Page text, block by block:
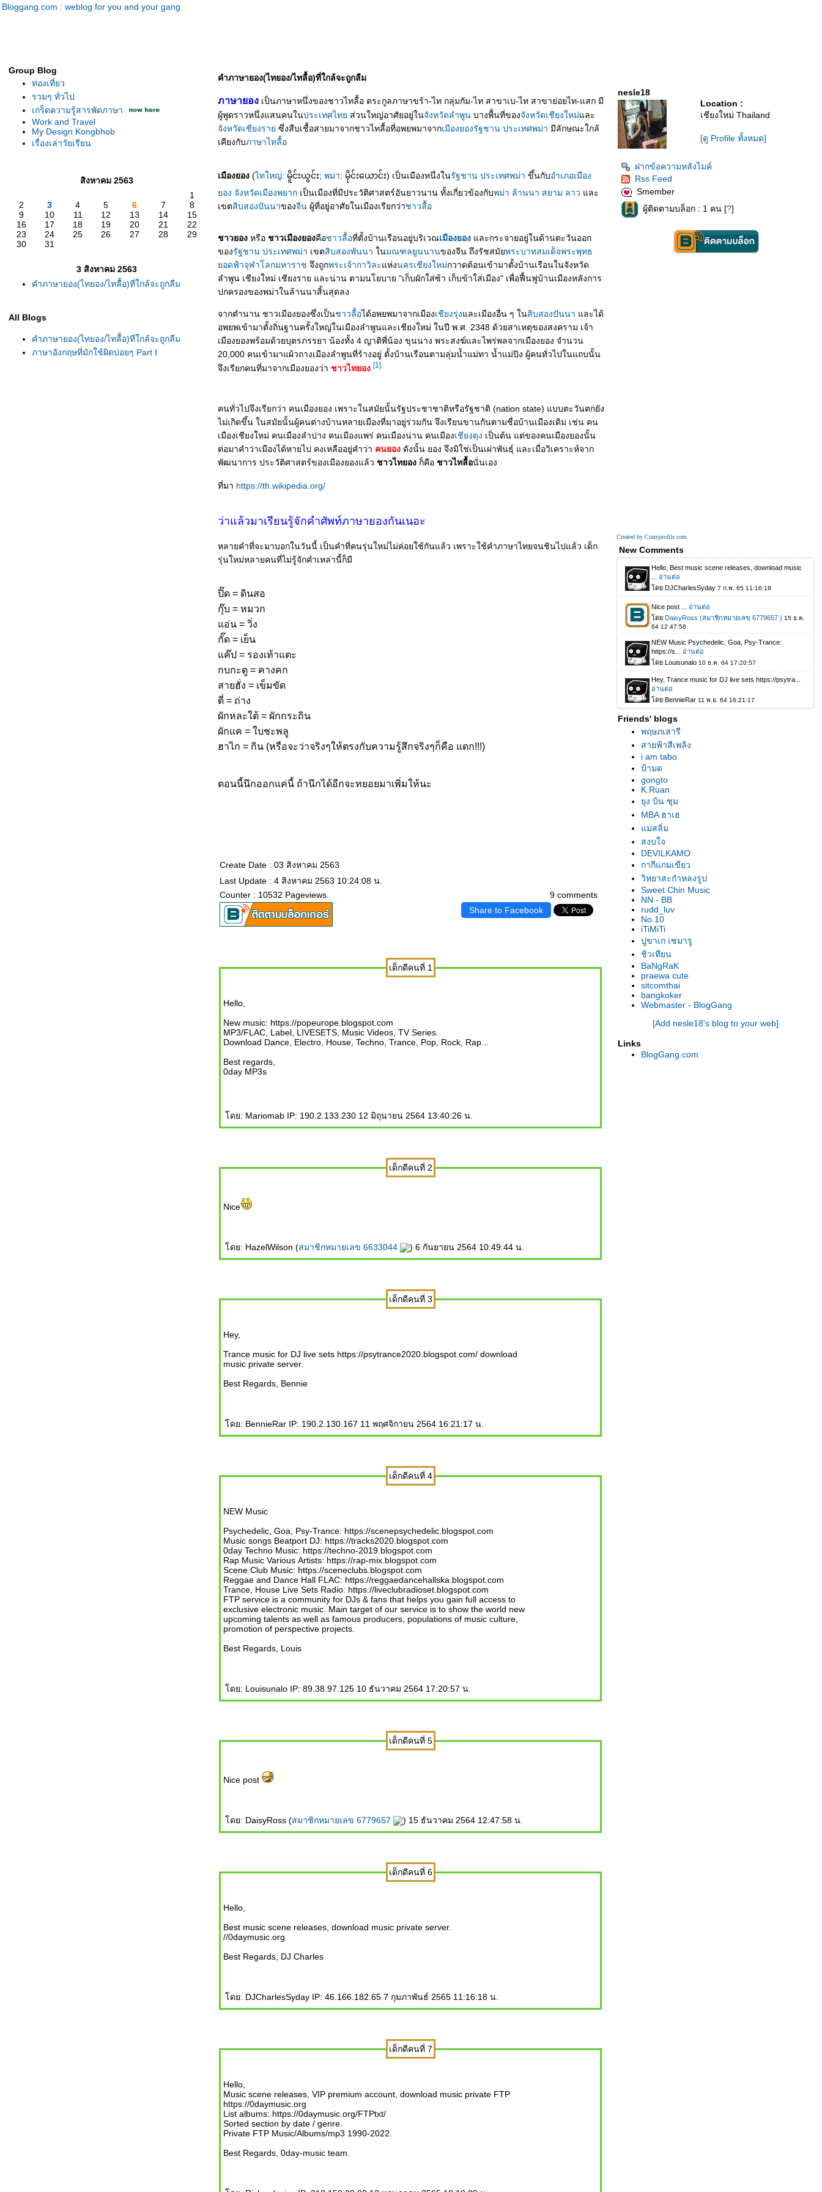
Bloggang.com : weblog for you and your gang
Group Blog
ท่องเที่ยว
รวมๆ ทั่วไป
เกร็ดความรู้สารพัดภาษา
Work and Travel
My Design Kongbhob
เรื่องเล่าวัยเรียน
สิงหาคม 2563
1
2
3 4 5 6 7
8
9
10 11 12 13 14
15
16
17 18 19 20 21
22
23
24 25 26 27 28
29
30
31
3 สิงหาคม 2563
คำภาษายอง(ไทยอง/ไทลื้อ)ที่ใกล้จะถูกลืม
All Blogs
คำภาษายอง(ไทยอง/ไทลื้อ)ที่ใกล้จะถูกลืม
ภาษาอังกฤษที่มักใช้ผิดบ่อยๆ Part I
คำภาษายอง(ไทยอง/ไทลื้อ)ที่ใกล้จะถูกลืม
ภาษายอง เป็นภาษาหนึ่งของชาวไทลื้อ ตระกูลภาษาขร้า-ไท กลุ่มกัม-ไท สาขาเบ-ไท สาขาย่อยไท-แสก มี
ผู้พูดราวหนึ่งแสนคนในประเทศไท ส่วนใหญ่อาศัยอยู่ในจังหวัดลำพูน บางพื้นที่ของจังหวัดเชียงใหม่ละ
จังหวัดเชียงรา ซึ่งสืบเชื้อสายมาจากชาวไทลื้อที่อพยพมาจากเมืองยองรัฐชาน ประเทศพม่า มีลักษณะใกล้
เคียงกับภาษาไทลื้อ
เมืองยอง (ไทใหญ่: မိူင်းယွင်း; พม่า: မိုင်းယောင်း) เป็นเมืองหนึ่งในรัฐชาน ประเทศพม่า ขึ้นกับอำเภอเมือง
อง จังหวัดเมืองพยาก เป็นเมืองที่มีประวัติศาสตร์อันยาวนาน ทั้งเกี่ยวข้องกับพม่า ล้านนา สยาม ลาว ละ
เขตสิบสองปันนาของจีน ผู้ที่อยู่อาศัยในเมืองเรียกว่าชาวลื้อ
ชาวยอง หรือ ชาวเมืองยองคือชาวลื้อที่ตั้งบ้านเรือนอยู่บริเวณเมืองยอง ละกระจายอยู่ในด้านตะวันออก
ของรัฐชาน ประเทศพม่า เขตสิบสองพันนา นมณฑลยูนนานของจีน ถึงรัชสมัพระบาทสมเด็จพระพุทธ
อดฟ้าจุฬาโลกมหาราช จึงถูกพระเจ้ากาวิละห่งนครเชียงใหม่กวาดต้อนเข้ามาตั้งบ้านเรือนในจังหวัด
ลำพูน เชียงใหม่ เชียงราย และน่าน ตามนโยบาย "เก็บผักใส่ซ้า เก็บข้าใส่เมือง" เพื่อฟื้นฟูบ้านเมืองหลังการ
ปกครองของพม่าในล้านนาสิ้นสุดลง
จากตำนาน ชาวเมืองยองซึ่งเป็นชาวลื้อได้อพยพมาจากเมืองเชียงรุ่งละเมืองอื่น ๆ ในสิบสองปันนา ละได้
อพยพเข้ามาตั้งถิ่นฐานครั้งใหญ่ในเมืองลำพูนและเชียงใหม่ ในปี พ.ศ. 2348 ด้วยสาเหตุของสงคราม เจ้า
เมืองยองพร้อมด้วยบุตรภรรยา น้องทั้ง 4 ญาติพี่น้อง ขุนนาง พระสงฆ์และไพร่พลจากเมืองยอง จำนวน
20,000 คนเข้ามาแผ้วถางเมืองลำพูนที่ร้างอยู่ ตั้งบ้านเรือนตามลุ่มน้ำแม่ทา น้ำแม่ปิง ผู้คนทั่วไปในแถบนั้น
จึงเรียกคนที่มาจากเมืองยองว่า ชาวไทยอง [1]
คนทั่วไปจึงเรียกว่า คนเมืองยอง เพราะในสมัยนั้นรัฐประชาชาติหรือรัฐชาติ (nation state) แบบตะวันตกยัง
ไม่เกิดขึ้น ในสมัยนั้นผู้คนต่างบ้านหลายเมืองที่มาอยู่ร่วมกัน จึงเรียนขานกันตามชื่อบ้านเมืองเดิม เช่น คน
เมืองเชียงใหม่ คนเมืองลำปาง คนเมืองแพร่ คนเมืองน่าน คนเมืองเชียงตุง เป็นต้น แต่ของคนเมืองยองนั้น
ต่อมาคำว่าเมืองได้หายไป คงเหลืออยู่คำว่า คนยอง ดังนั้น ยอง จึงมิใช่เป็นเผ่าพันธุ์ และเมื่อวิเคราะห์จาก
พัฒนาการ ประวัติศาสตร์ของเมืองยองแล้ว ชาวไทยอง ก็คือ ชาวไทลื้อนั่นเอง
ที่มา https://th.wikipedia.org/
ว่าแล้วมาเรียนรู้จักคำศัพท์ภาษายองกันเนอะ
หลายคำที่จะมาบอกในวันนี้ เป็นคำที่คนรุ่นใหม่ไม่ค่อยใช้กันแล้ว เพราะใช้คำภาษาไทยจนชินไปแล้ว เด็ก
รุ่นใหม่หลายคนที่ไม่รู้จักคำเหล่านี้ก็มี
ปิ๊ด = ดินสอ
กุ๊บ = หมวก
อ่น = วิ่ง
กั๊ด = เย็น
ค๊ป = รองเท้าแตะ
กบกะตู = คางคก
สายฮั่ง = เข็มขัด
ตี่ = ถ่าง
ผักหละใต้ = ผักกระถิน
ผักแค = ใบชะพลู
ฮาไก = กิน (หรือจะว่าจริงๆให้ตรงกับความรู้สึกจริงๆก็คือ แดก!!!)
ตอนนี้นึกออกแค่นี้ ถ้านึกได้อีกจะทยอยมาเพิ่มให้นะ
Create Date : 03 สิงหาคม 2563
9 comments
Last Update : 4 สิงหาคม 2563 10:24:08 น.
Counter : 10532 Pageviews.
Share to Facebook
เด็กดีคนที่ 1
Hello,
New music: https://popeurope.blogspot.com
MP3/FLAC, Label, LIVESETS, Music Videos, TV Series.
Download Dance, Electro, House, Techno, Trance, Pop, Rock, Rap...
Best regards,
0day MP3s
ดย: Mariomab IP: 190.2.133.230 12 มิถุนายน 2564 13:40:26 น.
เด็กดีคนที่ 2
Nice
ดย: HazelWilson (สมาชิกหมายเลข 6633044 ) 6 กันยายน 2564 10:49:44 น.
เด็กดีคนที่ 3
Hey,
Trance music for DJ live sets https://psytrance2020.blogspot.com/ download
music private server.
Best Regards, Bennie
ดย: BennieRar IP: 190.2.130.167 11 พฤศจิกายน 2564 16:21:17 น.
เด็กดีคนที่ 4
NEW Music
Psychedelic, Goa, Psy-Trance: https://scenepsychedelic.blogspot.com
Music songs Beatport DJ: https://tracks2020.blogspot.com
0day Techno Music: https://techno-2019.blogspot.com
Rap Music Various Artists: https://rap-mix.blogspot.com
Scene Club Music: https://sceneclubs.blogspot.com
Reggae and Dance Hall FLAC: https://reggaedancehallska.blogspot.com
Trance, House Live Sets Radio: https://liveclubradioset.blogspot.com
FTP service is a community for DJs & fans that helps you gain full access to
exclusive electronic music. Main target of our service is to show the world new
upcoming talents as well as famous producers, populations of music culture,
promotion of perspective projects.
Best Regards, Louis
ดย: Louisunalo IP: 89.38.97.125 10 ธันวาคม 2564 17:20:57 น.
เด็กดีคนที่ 5
Nice post
ดย: DaisyRoss (สมาชิกหมายเลข 6779657 ) 15 ธันวาคม 2564 12:47:58 น.
เด็กดีคนที่ 6
Hello,
Best music scene releases, download music private server.
//0daymusic.org
Best Regards, DJ Charles
ดย: DJCharlesSyday IP: 46.166.182.65 7 กุมภาพันธ์ 2565 11:16:18 น.
เด็กดีคนที่ 7
Hello,
Music scene releases, VIP premium account, download music private FTP
https://0daymusic.org
List albums: https://0daymusic.org/FTPtxt/
Sorted section by date / genre.
Private FTP Music/Albums/mp3 1990-2022.
Best Regards, 0day-music team.
nesle18
Location :
เชียงใหม่ Thailand
[ดู Profile ทั้งหมด]
ฝากข้อความหลังไมค์
Rss Feed
Smember
ผู้ติดตามบล็อก : 1 คน [?]
Created by Crazyprofile.com
New Comments
Friends' blogs
พฤษภเสารี
สายฟ้าสีเพลิง
i am tabo
ป้ามด
gongto
K.Ruan
ุง บิน ชุม
MBA ฮาเฮ
ม่สลิ่ม
สงบใจ
DEVILKAMO
กากีแกมเขียว
วิหยาสะกำหลงรูป
Sweet Chin Music
NN - BB
rudd_luv
No.10
iTiMiTi
ปูขาเก เซมารู
ชิวเทียน
BaNgRaK
praewa cute
sitcomthai
bangkoker
Webmaster - BlogGang
[Add nesle18's blog to your web]
Links
BlogGang.com